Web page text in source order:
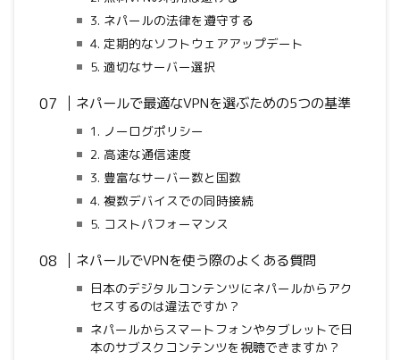
3. ネパールの法律を遵守する
4. 定期的なソフトウェアアップデート
5. 適切なサーバー選択
ネパールで最適なVPNを選ぶための5つの基準
1. ノーログポリシー
2. 高速な通信速度
3. 豊富なサーバー数と国数
4. 複数デバイスでの同時接続
5. コストパフォーマンス
ネパールでVPNを使う際のよくある質問
日本のデジタルコンテンツにネパールからアク
セスするのは違法ですか？
ネパールからスマートフォンやタブレットで日
本のサブスクコンテンツを視聴できますか？